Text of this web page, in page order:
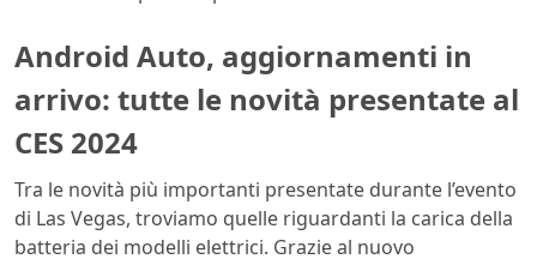
Android Auto, aggiornamenti in
arrivo: tutte le novità presentate al
CES 2024
Tra le novità più importanti presentate durante l’evento
di Las Vegas, troviamo quelle riguardanti la carica della
batteria dei modelli elettrici. Grazie al nuovo